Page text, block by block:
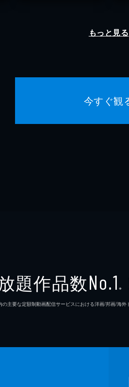
もっと見る
今すぐ観
題作品数No.1 ※
主要な定額制動画配信サービスにおける洋画/邦画/海外